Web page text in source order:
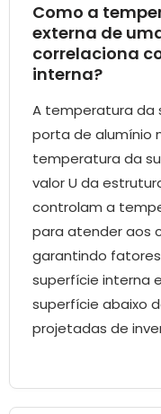
Como a
externa de
correlaciona
interna?
A temperatura da
porta de alumínio
temperatura da
valor U da
controlam a
para atender aos
garantindo
superfície interna
superfície abaixo
projetadas de